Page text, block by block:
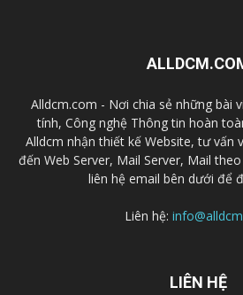
Alldcm.com - Nơi chia sẻ những bài
tính, Công nghệ Thông tin hoàn
Alldcm nhận thiết kế Website, tư vấn
đến Web Server, Mail Server, Mail
liên hệ email bên dưới để
Liên hệ:
LIÊN HỆ